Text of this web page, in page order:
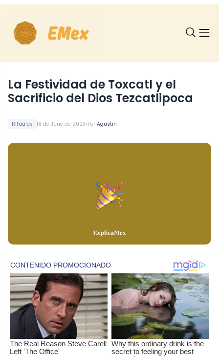
Rituales 18 de June de 2023•Por Agustin
La Festividad de Toxcatl y el
Sacrificio del Dios Tezcatlipoca